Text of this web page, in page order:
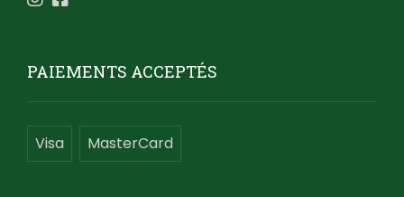
PAIEMENTS ACCEPTÉS
Visa MasterCard